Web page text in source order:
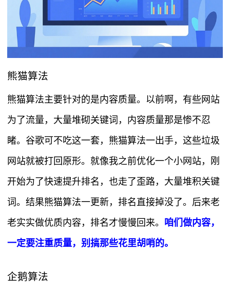
熊猫算法
熊猫算法主要针对的是内容质量。以前啊，有些网站
为了流量，大量堆砌关键词，内容质量那是惨不忍
睹。谷歌可不吃这一套，熊猫算法一出手，这些垃圾
网站就被打回原形。就像我之前优化一个小网站，刚
开始为了快速提升排名，也走了歪路，大量堆积关键
词。结果熊猫算法一更新，排名直接掉没了。后来老
老实实做优质内容，排名才慢慢回来。 咱们做内容，
一定要注重质量，别搞那些花里胡哨的。
企鹅算法